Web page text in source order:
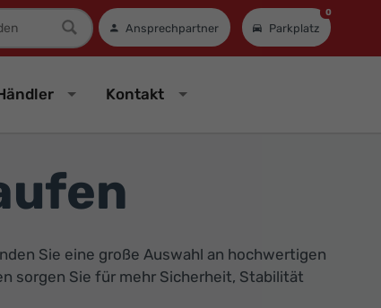
Ansprechpartner Parkplatz
0
Kontakt
Sie eine große Auswahl an hochwertigen
sorgen Sie für mehr Sicherheit, Stabilität